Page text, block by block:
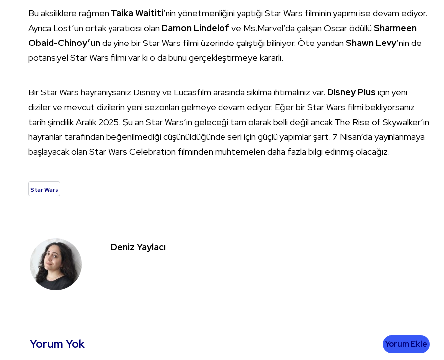
Bu aksiliklere rağmen Taika Waititi’nin yönetmenliğini yaptığı Star Wars filminin yapımı ise devam ediyor.
Ayrıca Lost’un ortak yaratıcısı olan Damon Lindelof ve Ms.Marvel’da çalışan Oscar ödüllü Sharmeen
Obaid-Chinoy’un da yine bir Star Wars filmi üzerinde çalıştığı biliniyor. Öte yandan Shawn Levy’nin de
potansiyel Star Wars filmi var ki o da bunu gerçekleştirmeye kararlı.
Bir Star Wars hayranıysanız Disney ve Lucasfilm arasında sıkılma ihtimaliniz var. Disney Plus için yeni
diziler ve mevcut dizilerin yeni sezonları gelmeye devam ediyor. Eğer bir Star Wars filmi bekliyorsanız
tarih şimdilik Aralık 2025. Şu an Star Wars’ın geleceği tam olarak belli değil ancak The Rise of Skywalker’ın
hayranlar tarafından beğenilmediği düşünüldüğünde seri için güçlü yapımlar şart. 7 Nisan’da yayınlanmaya
başlayacak olan Star Wars Celebration filminden muhtemelen daha fazla bilgi edinmiş olacağız.
Star Wars
Deniz Yaylacı
Yorum Yok Yorum Ekle